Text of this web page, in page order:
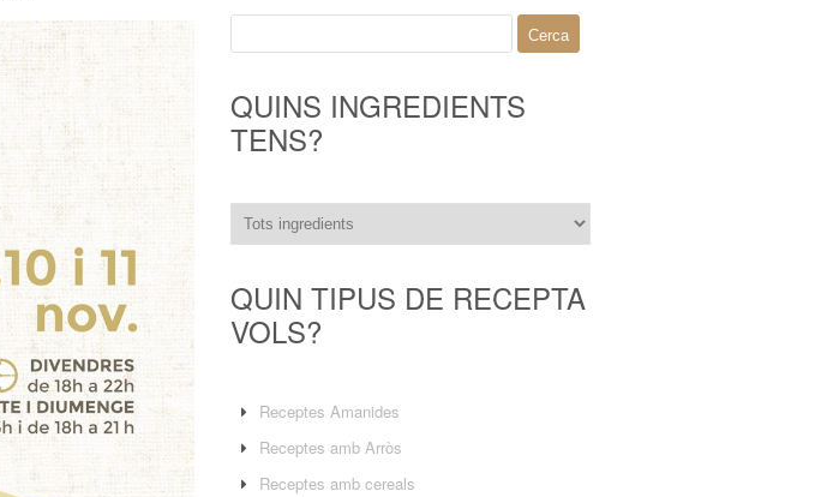
QUINS INGREDIENTS
TENS?
QUIN TIPUS DE RECEPTA
VOLS?
Receptes Amanides
Receptes amb Arròs
Receptes amb cereals